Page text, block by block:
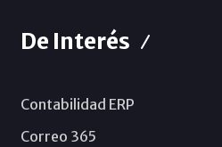
De Interés
Contabilidad ERP
Correo 365